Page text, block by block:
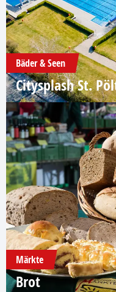
Bäder & Seen
Citysplash St.
Märkte
Brot